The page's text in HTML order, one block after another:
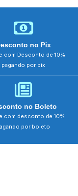
no Pix
com Desconto de 10%
pagando por pix
no Boleto
com desconto de 10%
por boleto